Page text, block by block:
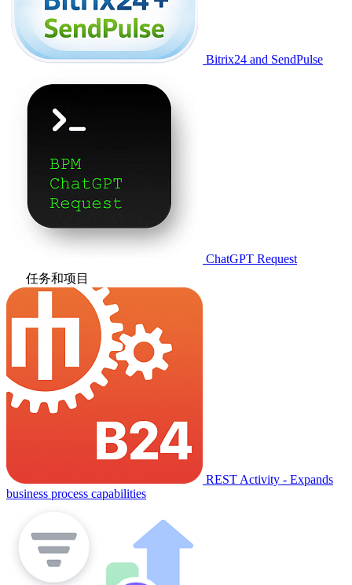
Bitrix24 and SendPulse
ChatGPT Request
任务和项目
REST Activity - Expands
business process capabilities